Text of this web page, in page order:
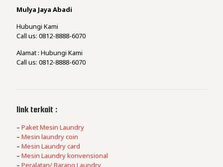
Mulya Jaya Abadi
Hubungi Kami
Call us: 0812-8888-6070
Alamat : Hubungi Kami
Call us: 0812-8888-6070
link terkait :
– Paket Mesin Laundry
– Mesin laundry coin
– Mesin Laundry card
– Mesin Laundry konvensional
– Peralatan/ Barang Laundry